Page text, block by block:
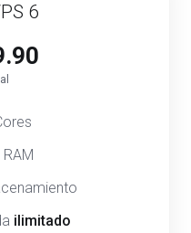
6
RAM
ilimitado